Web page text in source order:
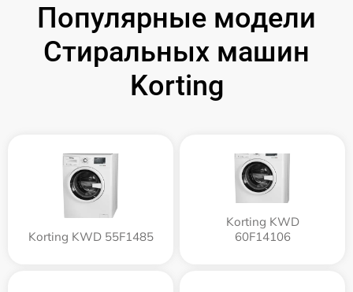
Популярные модели
Стиральных машин
Korting
Korting KWD 55F1485
Korting KWD
60F14106